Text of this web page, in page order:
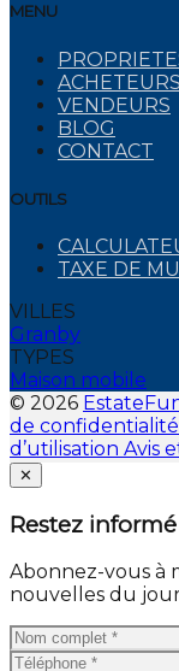
MENU
ACHETEURS
VENDEURS
BLOG
CONTACT
OUTILS
TAXE DE
VILLES
Granby
TYPES
Maison mobile
© 2026
de confidentialité
d’utilisation Avis
Close
✕
Restez
Abonnez-vous à
nouvelles du